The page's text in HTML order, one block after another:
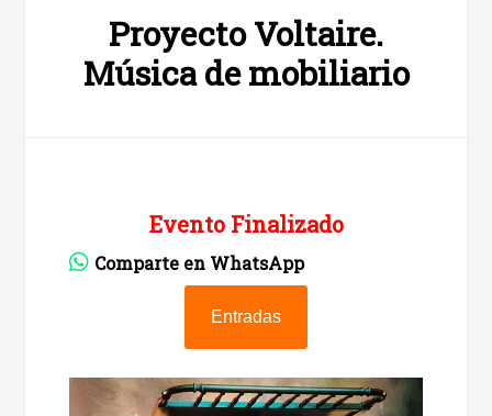
Proyecto Voltaire.
Música de mobiliario
Evento Finalizado
Comparte en WhatsApp
Entradas